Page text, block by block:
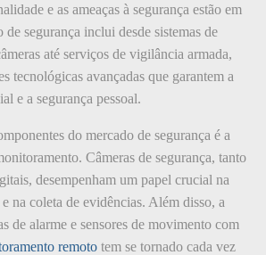
e as ameaças à segurança estão em
de segurança inclui desde sistemas de
até serviços de vigilância armada,
tecnológicas avançadas que garantem a
e a segurança pessoal.
do mercado de segurança é a
Câmeras de segurança, tanto
desempenham um papel crucial na
na coleta de evidências. Além disso, a
de alarme e sensores de movimento com
remoto tem se tornado cada vez